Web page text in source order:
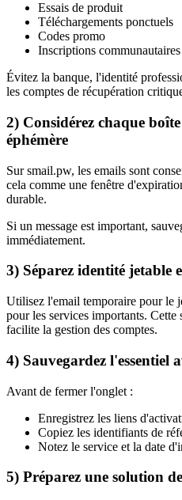
Essais de produit
Téléchargements ponctuels
Codes promo
Inscriptions communautaires
Évitez la banque, l'identité
les comptes de récupération
2) Considérez chaque
éphémère
Sur smail.pw, les emails sont
cela comme une fenêtre
durable.
Si un message est important,
immédiatement.
3) Séparez identité jetable
Utilisez l'email temporaire pour le
pour les services importants. Cette
facilite la gestion des comptes.
4) Sauvegardez l'essentiel
Avant de fermer l'onglet :
Enregistrez les liens
Copiez les identifiants de
Notez le service et la date
5) Préparez une solution